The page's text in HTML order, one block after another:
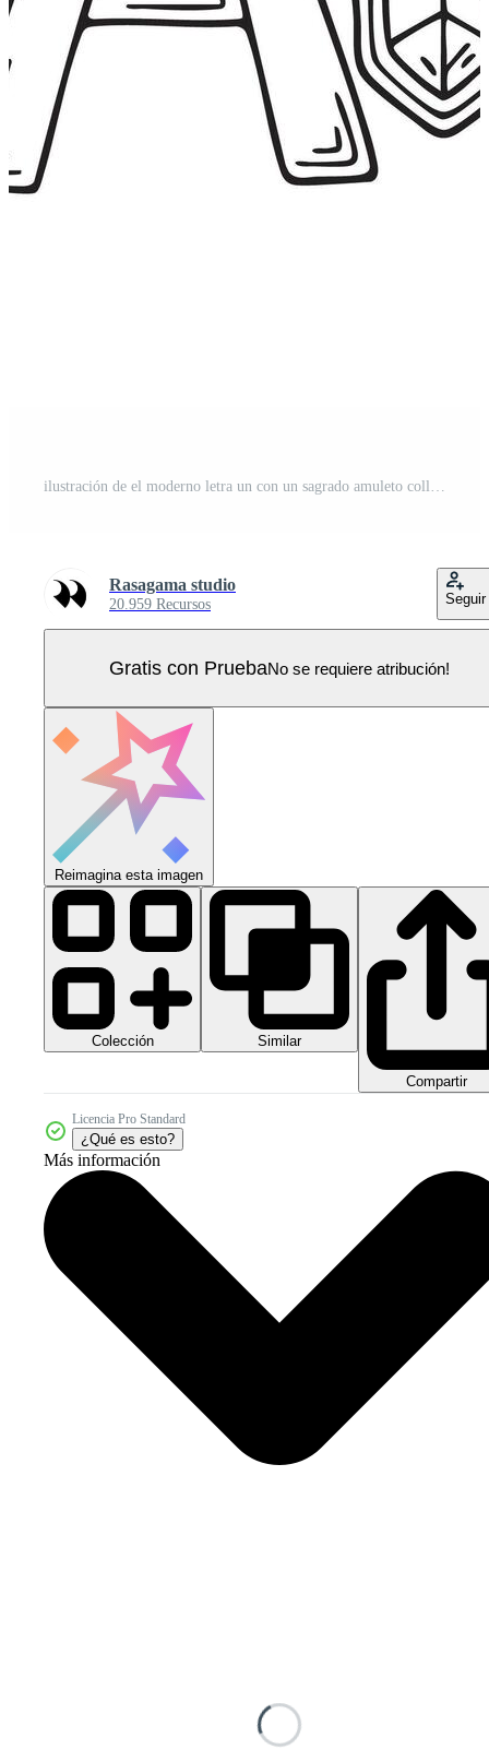
ilustración de el moderno letra un con un sagrado amuleto collar Vector Pro
Rasagama studio
20.959 Recursos Seguir
Gratis con PruebaNo se requiere atribución!
Reimagina esta imagen
Colección Similar
Compartir
Licencia Pro Standard
¿Qué es esto?
Más información